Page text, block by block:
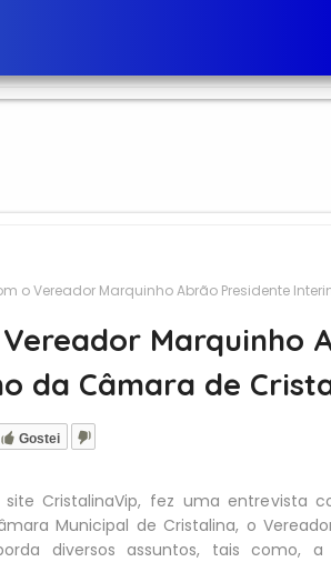
o Vereador Marquinho Abrão Presidente
Marquinho
da Câmara de
Gostei
site CristalinaVip, fez uma entrevista
Municipal de Cristalina, o
diversos assuntos, tais como,